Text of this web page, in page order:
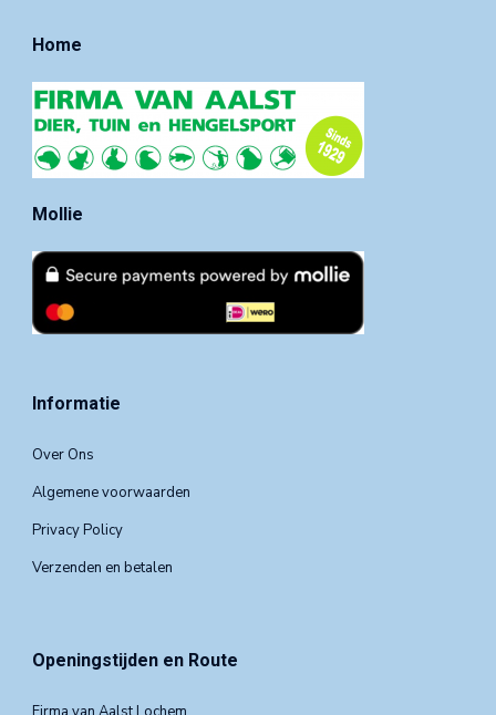
Home
Mollie
Informatie
Over Ons
Algemene voorwaarden
Privacy Policy
Verzenden en betalen
Openingstijden en Route